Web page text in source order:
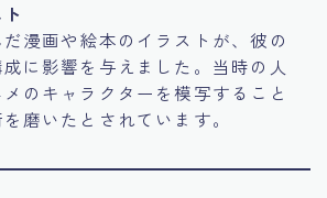
漫画や絵本のイラストが、彼の
に影響を与えました。当時の人
のキャラクターを模写すること
磨いたとされています。